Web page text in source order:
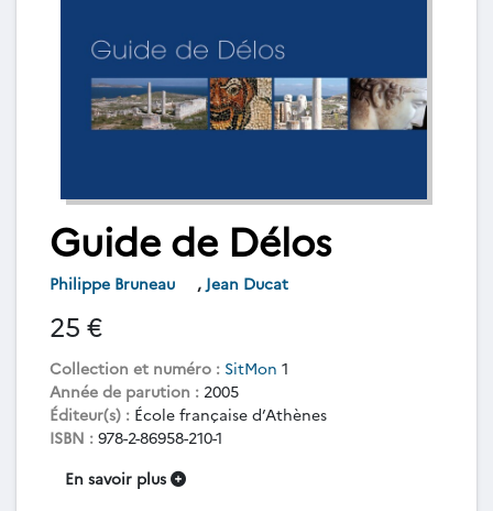
Guide de Délos
Philippe Bruneau , Jean Ducat
25 €
Collection et numéro : SitMon 1
Année de parution : 2005
Éditeur(s) : École française d’Athènes
ISBN : 978-2-86958-210-1
En savoir plus